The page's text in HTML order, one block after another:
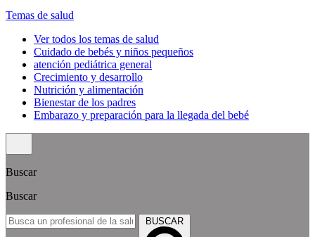
Temas de salud
Ver todos los temas de salud
Cuidado de bebés y niños pequeños
atención pediátrica general
Crecimiento y desarrollo
Nutrición y alimentación
Bienestar de los padres
Embarazo y preparación para la llegada del bebé
Buscar
Buscar
BUSCAR